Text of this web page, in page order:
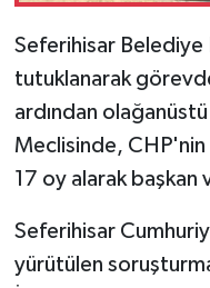
Seferihisar Belediye
tutuklanarak
ardından
Meclisinde, CHP'nin
17 oy alarak başkan
Seferihisar
yürütülen